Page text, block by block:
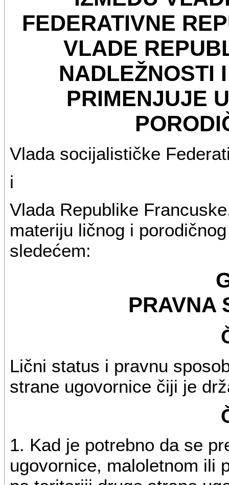
FEDERATIVNE
VLADE
NADLEŽNOSTI
PRIMENJUJE
Vlada socijalističke
i
Vlada Republike
materiju ličnog i
sledećem:
PRAVNA
Lični status i pravnu
strane ugovornice čiji je
1. Kad je potrebno da se
ugovornice, maloletnom ili